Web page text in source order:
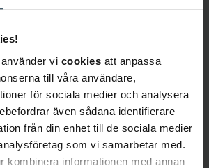
vi cookies att anpassa
till våra användare,
för sociala medier och analysera
även sådana identifierare
från din enhet till de sociala medier
som vi samarbetar med.
kombinera informationen med annan
assyriska, kurdiska,
hollywood smile,
skalfasader, ICON-behandling,
och kirurgiska ingrepp.